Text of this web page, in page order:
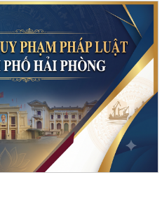
các cơ sở giáo dục năm học